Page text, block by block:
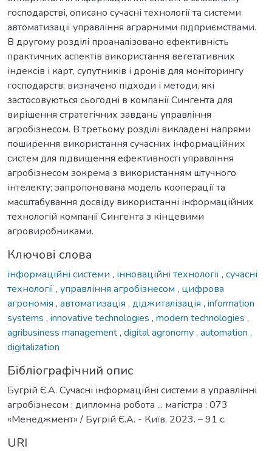
господарстві, описано сучасні технології та системи
автоматизації управління аграрними підприємствами.
В другому розділі проаналізовано ефективність
практичних аспектів використання вегетативних
індексів і карт, супутників і дронів для моніторингу
господарств; визначено підходи і методи, які
застосовуються сьогодні в компанії Сингента для
вирішення стратегічних завдань управління
агробізнесом. В третьому розділі викладені напрями
поширення використання сучасних інформаційних
систем для підвищення ефективності управління
агробізнесом зокрема з використанням штучного
інтелекту; запропонована модель кооперації та
масштабування досвіду використанні інформаційних
технологій компанії Сингента з кінцевими
агровиробниками.
Ключові слова
інформаційні системи , інноваційні технології, сучасні
технології, управління агробізнесом , цифрова
агрономія , автоматизація , діджиталізація , information
systems , innovative technologies , modern technologies ,
agribusiness management, digital agronomy, automation ,
digitalization
Бібліографічний опис
Бугрій Є.А. Сучасні інформаційні системи в управлінні
агробізнесом : дипломна робота ... магістра : 073
«Менеджмент» / Бугрій Є.А. - Київ, 2023. – 91 с.
URI